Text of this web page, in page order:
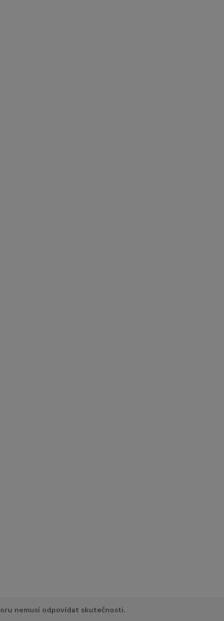
nemusí odpovídat skutečnosti.